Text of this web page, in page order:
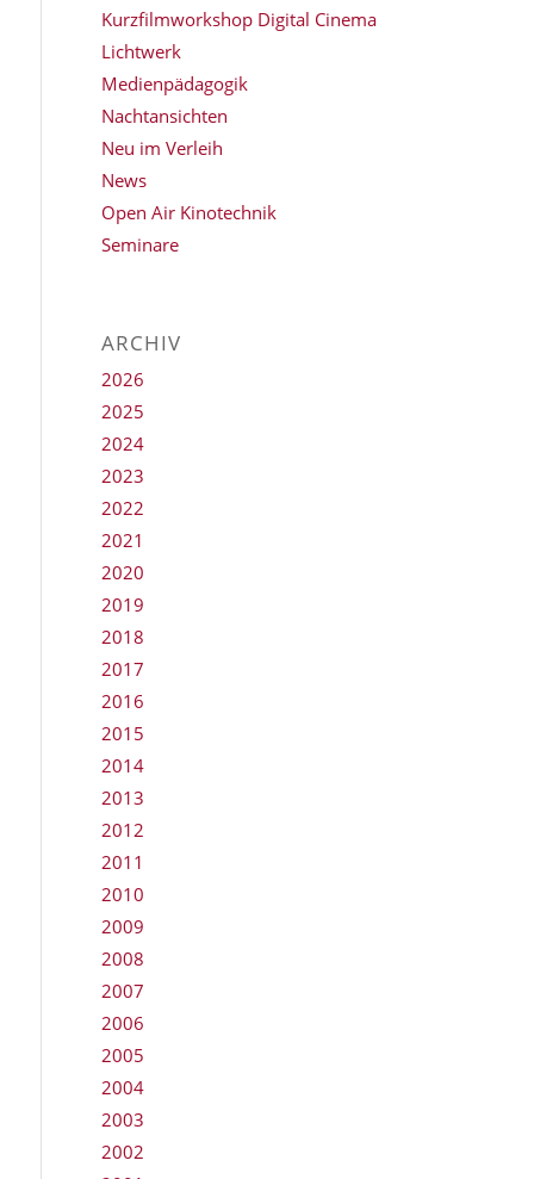
Kurzfilmworkshop Digital Cinema
Lichtwerk
Medienpädagogik
Nachtansichten
Neu im Verleih
News
Open Air Kinotechnik
Seminare
ARCHIV
2026
2025
2024
2023
2022
2021
2020
2019
2018
2017
2016
2015
2014
2013
2012
2011
2010
2009
2008
2007
2006
2005
2004
2003
2002